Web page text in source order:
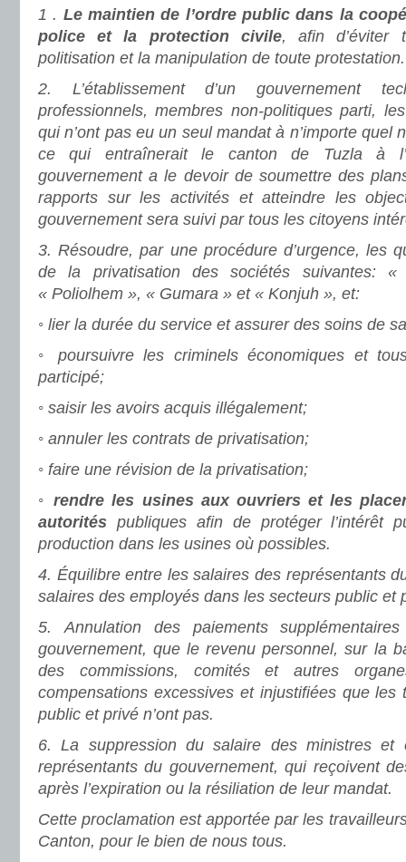
1 . Le maintien de l’ordre public dans la
police et la protection civile, afin d’éviter
politisation et la manipulation de toute protestation.
2. L’établissement d’un gouvernement
professionnels, membres non-politiques parti,
qui n’ont pas eu un seul mandat à n’importe quel
ce qui entraînerait le canton de Tuzla à
gouvernement a le devoir de soumettre des
rapports sur les activités et atteindre les
gouvernement sera suivi par tous les citoyens
3. Résoudre, par une procédure d’urgence, les
de la privatisation des sociétés suivantes:
« Poliolhem », « Gumara » et « Konjuh », et:
◦ lier la durée du service et assurer des soins de
◦ poursuivre les criminels économiques et
participé;
◦ saisir les avoirs acquis illégalement;
◦ annuler les contrats de privatisation;
◦ faire une révision de la privatisation;
◦rendre les usines aux ouvriers et les
autorités publiques afin de protéger l’intérêt
production dans les usines où possibles.
4. Équilibre entre les salaires des représentants
salaires des employés dans les secteurs public et
5. Annulation des paiements
gouvernement, que le revenu personnel, sur la
des commissions, comités et autres
compensations excessives et injustifiées que les
public et privé n’ont pas.
6. La suppression du salaire des ministres et
représentants du gouvernement, qui reçoivent
après l’expiration ou la résiliation de leur mandat.
Cette proclamation est apportée par les
Canton, pour le bien de nous tous.